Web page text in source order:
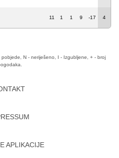
11 1 1 9 -17 4
N - neriješeno, I - Izgubljene, + - broj
APLIKACIJE